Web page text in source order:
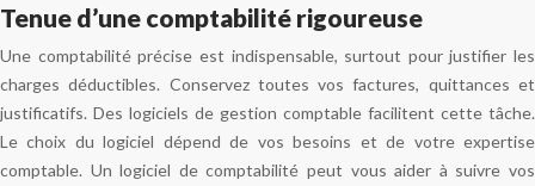
Tenue d’une comptabilité rigoureuse
Une comptabilité précise est indispensable, surtout pour justifier les
charges déductibles. Conservez toutes vos factures, quittances et
justificatifs. Des logiciels de gestion comptable facilitent cette tâche.
Le choix du logiciel dépend de vos besoins et de votre expertise
comptable. Un logiciel de comptabilité peut vous aider à suivre vos